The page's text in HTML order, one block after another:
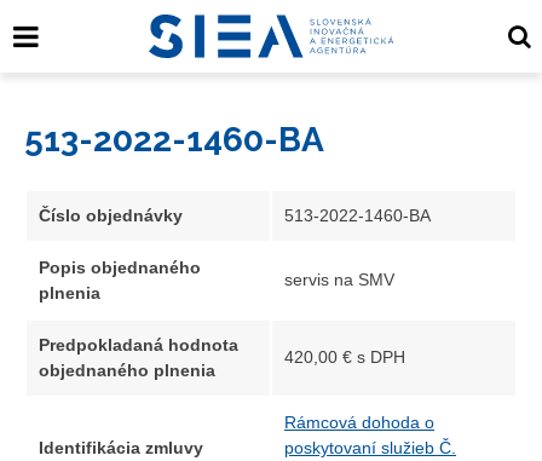
513-2022-1460-BA
Číslo objednávky 513-2022-1460-BA
Popis objednaného
plnenia
servis na SMV
Predpokladaná hodnota
objednaného plnenia
420,00 € s DPH
Identifikácia zmluvy
Rámcová dohoda o
poskytovaní služieb Č.